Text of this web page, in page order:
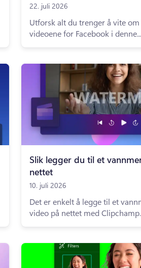
22. juli 2026
Utforsk alt du trenger å vite
videoene for Facebook i denne...
Slik legger du til et
nettet
10. juli 2026
Det er enkelt å legge til et
video på nettet med